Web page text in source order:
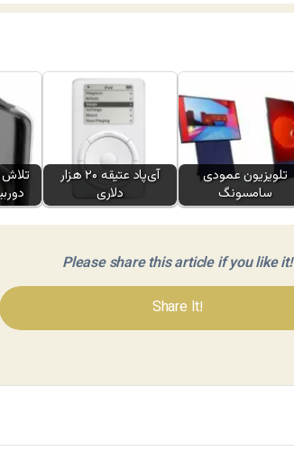
تلاش
آی‌پاد عتیقه ۲۰ هزار
دلاری
تلویزیون عمودی
سامسونگ
Please share this article if you like it!
Share It!